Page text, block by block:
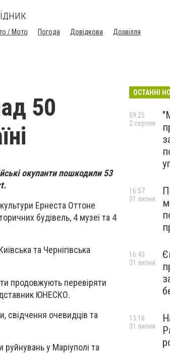
/ Мото Погода Довідкова
Дозвілля
50
окупанти пошкодили 53
Ернеста Оттоне
будівель, 4 музеї та 4
та Чернігівська
продовжують перевіряти
ЮНЕСКО.
свідчення очевидців та
у Маріуполі та
ОСТАННІ
09:25
2 серпня
16:57
31 липня
16:43
31 липня
13:16
31 липня